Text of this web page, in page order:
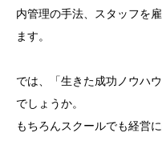
内管理の手法、スタッフを
ます。
では、「生きた成功ノウハ
でしょうか。
もちろんスクールでも経営